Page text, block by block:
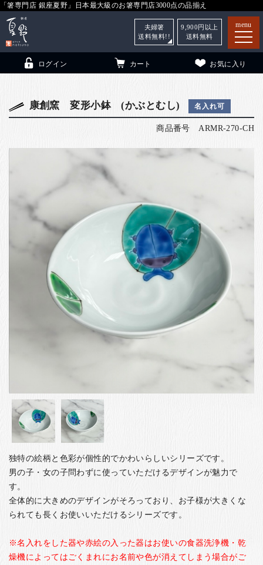
「箸専門店 銀座夏野」日本最大級のお箸専門店3000点の品揃え
menu
について
ご利用ガイド
法人・飲食店のお客様
お客様の声
店舗紹介
お問い合わせ
ログイン カート お気に入り
夫婦箸
送料無料!!
9,900 円以上
送料無料
康創窯 変形小鉢 (かぶとむし) 名入れ可
商品番号 ARMR-270-CH
独特の絵柄と色彩が個性的でかわいらしいシリーズです。
男の子・女の子問わずに使っていただけるデザインが魅力で
す。
全体的に大きめのデザインがそろっており、お子様が大きくな
られても長くお使いいただけるシリーズです。
※名入れをした器や赤絵の入った器はお使いの食器洗浄機・乾
燥機によってはごくまれにお名前や色が消えてしまう場合がご